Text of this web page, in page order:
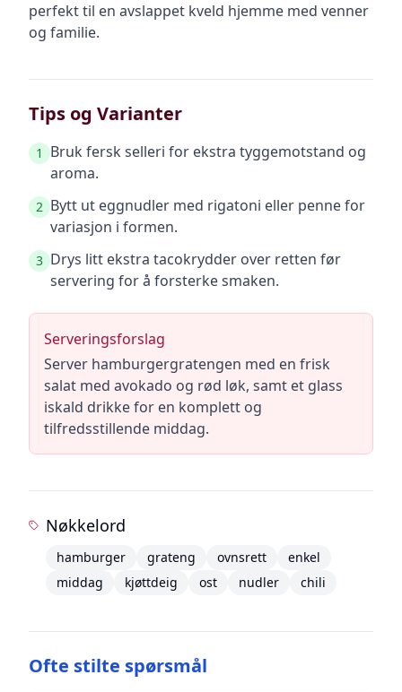
perfekt til en avslappet kveld hjemme med venner
og familie.
Tips og Varianter
1
Bruk fersk selleri for ekstra tyggemotstand og
aroma.
2 Bytt ut eggnudler med rigatoni eller penne for
variasjon i formen.
3 Drys litt ekstra tacokrydder over retten før
servering for å forsterke smaken.
Serveringsforslag
Server hamburgergratengen med en frisk
salat med avokado og rød løk, samt et glass
iskald drikke for en komplett og
tilfredsstillende middag.
Nøkkelord
hamburger grateng ovnsrett
enkel
middag
kjøttdeig ost nudler chili
Ofte stilte spørsmål